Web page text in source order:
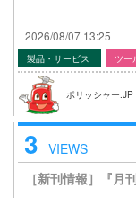
2026/08/07 13:25
製品・サービス ツー
ポリッシャー.JP
3 VIEWS
［新刊情報］『